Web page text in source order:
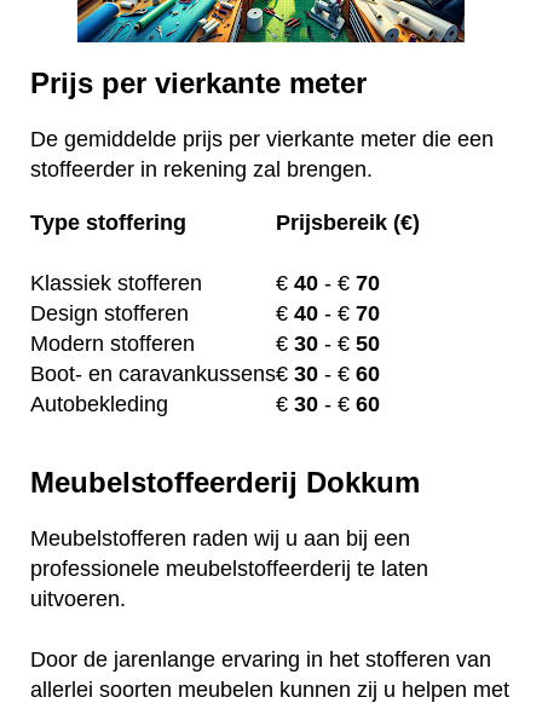
Prijs per vierkante meter
De gemiddelde prijs per vierkante meter die een
stoffeerder in rekening zal brengen.
Type stoffering Prijsbereik (€)
Klassiek stofferen € 40 - € 70
Design stofferen
€ 40 - € 70
Modern stofferen
€ 30 - € 50
Boot- en caravankussens€ 30 - € 60
Autobekleding
€ 30 - € 60
Meubelstoffeerderij Dokkum
Meubelstofferen raden wij u aan bij een
professionele meubelstoffeerderij te laten
uitvoeren.
Door de jarenlange ervaring in het stofferen van
allerlei soorten meubelen kunnen zij u helpen met